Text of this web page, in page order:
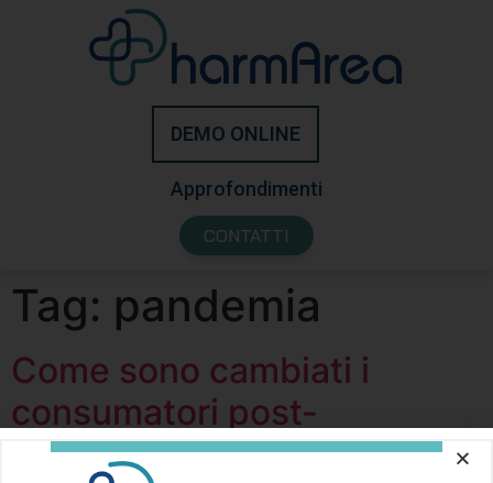
DEMO ONLINE
Approfondimenti
CONTATTI
Tag: pandemia
Come sono cambiati i
consumatori post-
pandemia